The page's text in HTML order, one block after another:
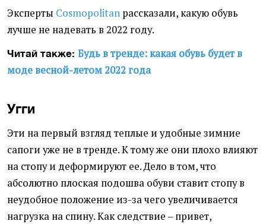
Эксперты Cosmopolitan рассказали, какую обувь
лучше не надевать в 2022 году.
Читай также: Будь в тренде: какая обувь будет в
моде весной-летом 2022 года
Угги
Эти на первый взгляд теплые и удобные зимние
сапоги уже не в тренде. К тому же они плохо влияют
на стопу и деформируют ее. Дело в том, что
абсолютно плоская подошва обуви ставит стопу в
неудобное положение из-за чего увеличивается
нагрузка на спину. Как следствие – привет,